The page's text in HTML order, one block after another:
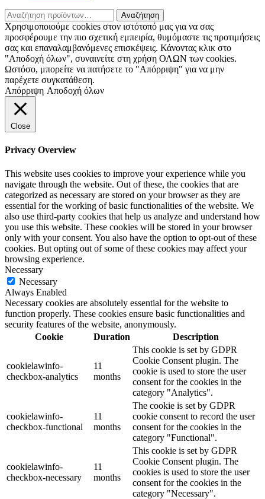
Αναζήτηση
για:
Αναζήτηση
Χρησιμοποιούμε cookies στον ιστότοπό μας για να σας
προσφέρουμε την πιο σχετική εμπειρία, θυμόμαστε τις προτιμήσεις
σας και επαναλαμβανόμενες επισκέψεις. Κάνοντας κλικ στο
"Αποδοχή όλων", συναινείτε στη χρήση ΟΛΩΝ των cookies.
Ωστόσο, μπορείτε να πατήσετε το "Απόρριψη" για να μην
παρέχετε συγκατάθεση.
Απόρριψη Αποδοχή όλων
Close
Privacy Overview
This website uses cookies to improve your experience while you
navigate through the website. Out of these, the cookies that are
categorized as necessary are stored on your browser as they are
essential for the working of basic functionalities of the website. We
also use third-party cookies that help us analyze and understand how
you use this website. These cookies will be stored in your browser
only with your consent. You also have the option to opt-out of these
cookies. But opting out of some of these cookies may affect your
browsing experience.
Necessary
Necessary
Always Enabled
Necessary cookies are absolutely essential for the website to
function properly. These cookies ensure basic functionalities and
security features of the website, anonymously.
Cookie
Duration Description
cookielawinfo-
checkbox-analytics
11
months
This cookie is set by GDPR
Cookie Consent plugin. The
cookie is used to store the user
consent for the cookies in the
category "Analytics".
cookielawinfo-
checkbox-functional
11
months
The cookie is set by GDPR
cookie consent to record the user
consent for the cookies in the
category "Functional".
cookielawinfo-
checkbox-necessary
11
months
This cookie is set by GDPR
Cookie Consent plugin. The
cookies is used to store the user
consent for the cookies in the
category "Necessary".